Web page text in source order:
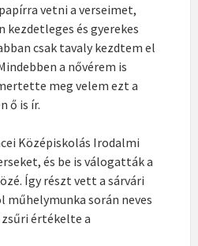
vetni a verseimet,
kezdetleges és gyerekes
csak tavaly kezdtem el
a nővérem is
meg velem ezt a
ő is ír.
Középiskolás Irodalmi
és be is válogatták a
Így részt vett a sárvári
során neves
értékelte a